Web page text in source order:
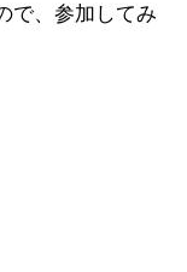
で、参加してみ